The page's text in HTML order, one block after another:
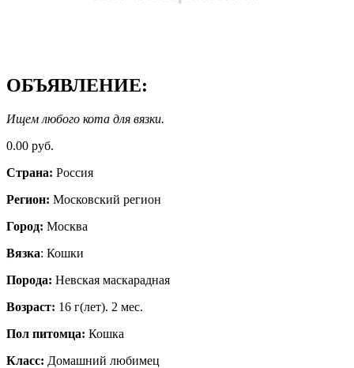
ОБЪЯВЛЕНИЕ:
Ищем любого кота для вязки.
0.00 руб.
Страна: Россия
Регион: Московский регион
Город: Москва
Вязка: Кошки
Порода: Невская маскарадная
Возраст: 16 г(лет). 2 мес.
Пол питомца: Кошка
Класс: Домашний любимец